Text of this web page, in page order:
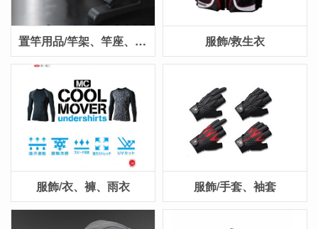
置竿用品/竿架、竿座、三腳架 服飾/救生衣
服飾/衣、褲、雨衣 服飾/手套、袖套